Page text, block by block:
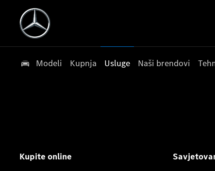
Modeli Kupnja Usluge Naši brendovi
Kupite online